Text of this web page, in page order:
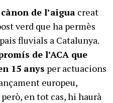
cànon de l’aigua creat
verd que ha permès
fluvials a Catalunya.
de l’ACA que
15 anys per actuacions
europeu,
en tot cas, hi haurà